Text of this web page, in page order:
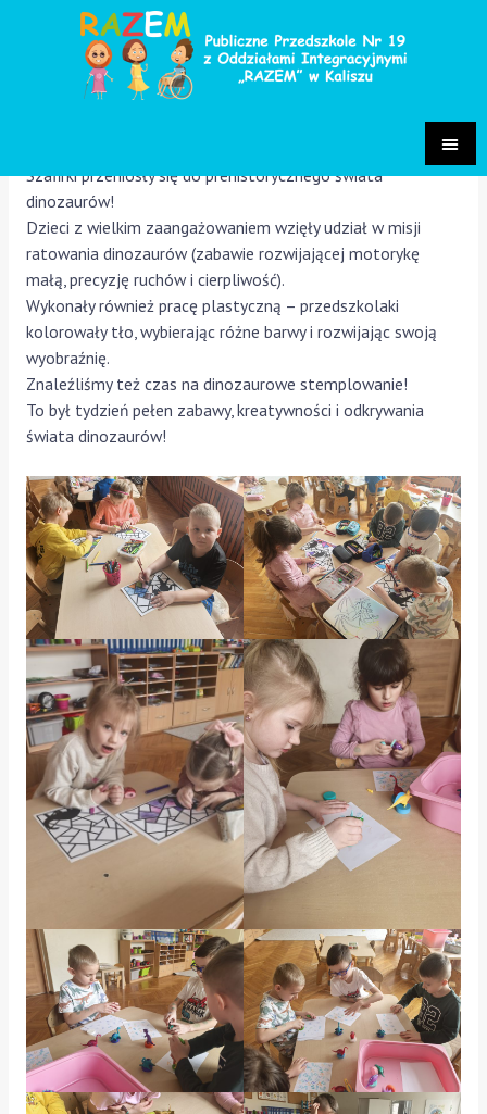
Dinozaury
Szafirki przeniosły się do prehistorycznego świata
dinozaurów!
Dzieci z wielkim zaangażowaniem wzięły udział w misji
ratowania dinozaurów (zabawie rozwijającej motorykę
małą, precyzję ruchów i cierpliwość).
Wykonały również pracę plastyczną – przedszkolaki
kolorowały tło, wybierając różne barwy i rozwijając swoją
wyobraźnię.
Znaleźliśmy też czas na dinozaurowe stemplowanie!
To był tydzień pełen zabawy, kreatywności i odkrywania
świata dinozaurów!